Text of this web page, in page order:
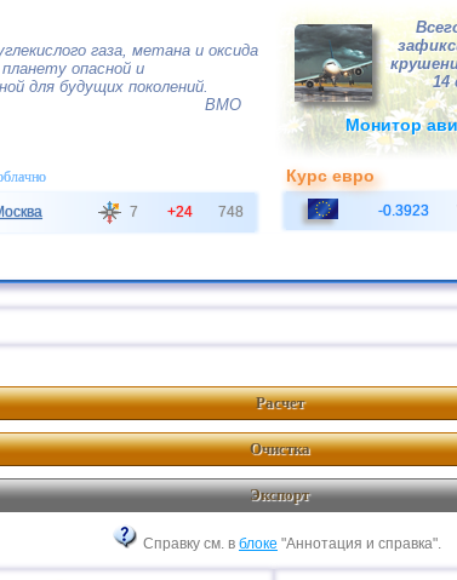
газа, метана и оксида
опасной и
для будущих поколений.
ВМО
14
Монитор
7 +24 748
Курс евро
-0.3923
Расчет
Очистка
Экспорт
Справку см. в блоке "Аннотация и справка".